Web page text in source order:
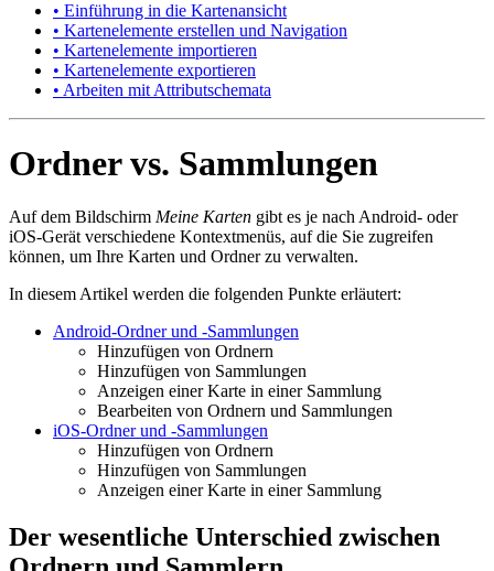
• Einführung in die Kartenansicht
• Kartenelemente erstellen und Navigation
• Kartenelemente importieren
• Kartenelemente exportieren
• Arbeiten mit Attributschemata
Ordner vs. Sammlungen
Auf dem Bildschirm Meine Karten gibt es je nach Android- oder
iOS-Gerät verschiedene Kontextmenüs, auf die Sie zugreifen
können, um Ihre Karten und Ordner zu verwalten.
In diesem Artikel werden die folgenden Punkte erläutert:
Android-Ordner und -Sammlungen
Hinzufügen von Ordnern
Hinzufügen von Sammlungen
Anzeigen einer Karte in einer Sammlung
Bearbeiten von Ordnern und Sammlungen
iOS-Ordner und -Sammlungen
Hinzufügen von Ordnern
Hinzufügen von Sammlungen
Anzeigen einer Karte in einer Sammlung
Der wesentliche Unterschied zwischen